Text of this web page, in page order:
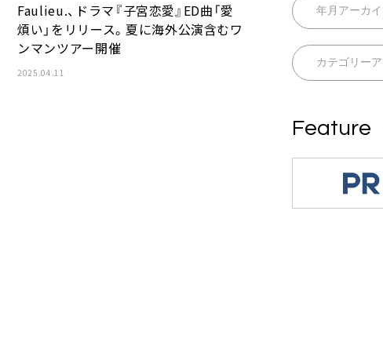
Faulieu.、ドラマ『子宮恋愛』ED曲「愛
煩い」をリリース。夏に海外公演含むワ
ンマンツアー開催
2025.04.11
Feature